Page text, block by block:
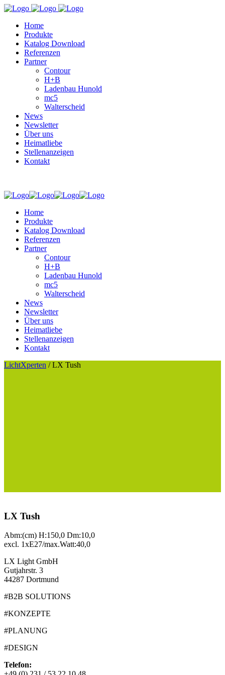
Home
Produkte
Katalog Download
Referenzen
Partner
Contour
H+B
Ladenbau Hunold
mc5
Walterscheid
News
Newsletter
Über uns
Heimatliebe
Stellenanzeigen
Kontakt
Home
Produkte
Katalog Download
Referenzen
Partner
Contour
H+B
Ladenbau Hunold
mc5
Walterscheid
News
Newsletter
Über uns
Heimatliebe
Stellenanzeigen
Kontakt
LichtXperten /LX Tush
LX Tush
Abm:(cm) H:150,0 Dm:10,0
excl. 1xE27/max.Watt:40,0
LX Light GmbH
Gutjahrstr. 3
44287 Dortmund
#B2B SOLUTIONS
#KONZEPTE
#PLANUNG
#DESIGN
Telefon: